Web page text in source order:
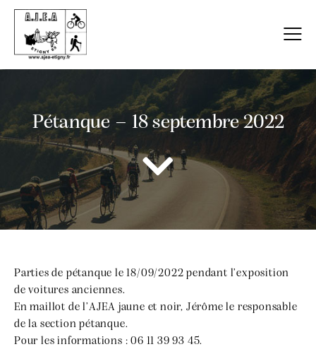
Pétanque – 18 septembre 2022
Parties de pétanque le 18/09/2022 pendant l’exposition
de voitures anciennes.
En maillot de l’AJEA jaune et noir, Jérôme le responsable
de la section pétanque.
Pour les informations : 06 11 39 93 45.